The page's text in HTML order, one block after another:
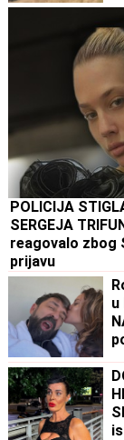
POLICIJA
SERGEJA
reagovalo zbog
prijavu
u